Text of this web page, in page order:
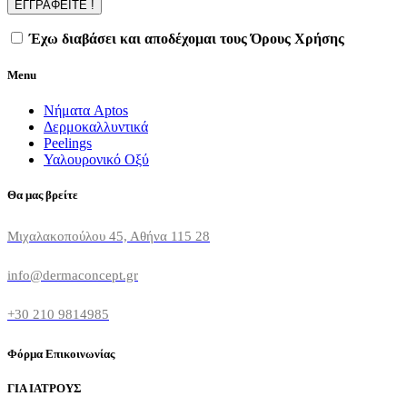
Έχω διαβάσει και αποδέχομαι τους Όρους Χρήσης
Menu
Νήματα Aptos
Δερμοκαλλυντικά
Peelings
Υαλουρονικό Οξύ
Θα μας βρείτε
Μιχαλακοπούλου 45, Αθήνα 115 28
info@dermaconcept.gr
+30 210 9814985
Φόρμα Επικοινωνίας
ΓΙΑ ΙΑΤΡΟΥΣ